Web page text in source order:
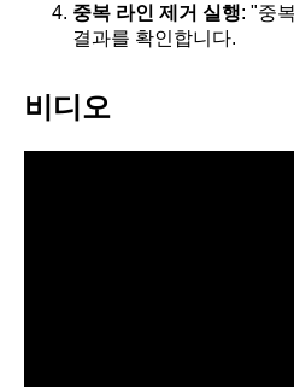
중복 라인 제거 실행: "중
결과를 확인합니다.
비디오